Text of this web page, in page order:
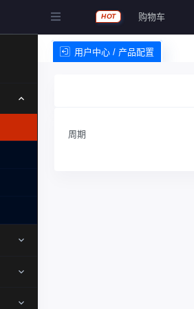
HOT 购物车
用户中心 / 产品配置
周期